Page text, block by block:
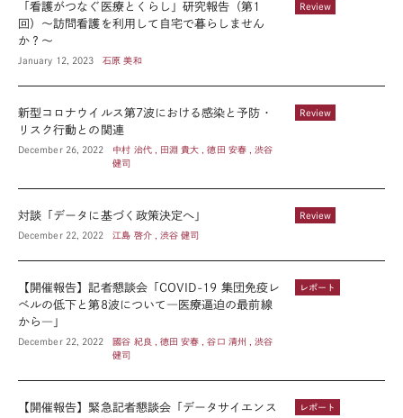
Review
「看護がつなぐ医療とくらし」研究報告（第1
回）～訪問看護を利用して自宅で暮らしません
か？～
January 12, 2023 石原 美和
Review
新型コロナウイルス第7波における感染と予防・
リスク行動との関連
December 26, 2022
中村 治代 , 田淵 貴大 , 徳田 安春 , 渋谷
健司
Review
対談「データに基づく政策決定へ」
December 22, 2022 江島 啓介 , 渋谷 健司
レポート
【開催報告】記者懇談会「COVID-19 集団免疫レ
ベルの低下と第8波について―医療逼迫の最前線
から―」
December 22, 2022
國谷 紀良 , 徳田 安春 , 谷口 清州 , 渋谷
健司
レポート
【開催報告】緊急記者懇談会「データサイエンス